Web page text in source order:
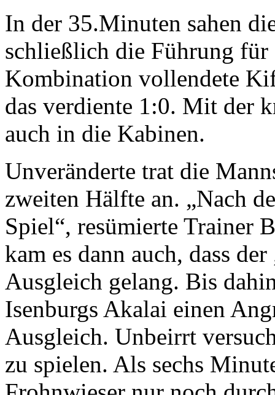
In der 35.Minuten sahen
schließlich die Führung
Kombination vollendete
das verdiente 1:0. Mit der
auch in die Kabinen.
Unveränderte trat die
zweiten Hälfte an. „Nach
Spiel“, resümierte Trainer
kam es dann auch, dass
Ausgleich gelang. Bis
Isenburgs Akalai einen
Ausgleich. Unbeirrt
zu spielen. Als sechs